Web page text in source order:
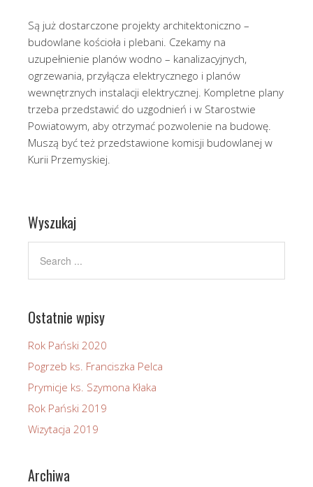
Są już dostarczone projekty architektoniczno –
budowlane kościoła i plebani. Czekamy na
uzupełnienie planów wodno – kanalizacyjnych,
ogrzewania, przyłącza elektrycznego i planów
wewnętrznych instalacji elektrycznej. Kompletne plany
trzeba przedstawić do uzgodnień i w Starostwie
Powiatowym, aby otrzymać pozwolenie na budowę.
Muszą być też przedstawione komisji budowlanej w
Kurii Przemyskiej.
Wyszukaj
Ostatnie wpisy
Rok Pański 2020
Pogrzeb ks. Franciszka Pelca
Prymicje ks. Szymona Kłaka
Rok Pański 2019
Wizytacja 2019
Archiwa